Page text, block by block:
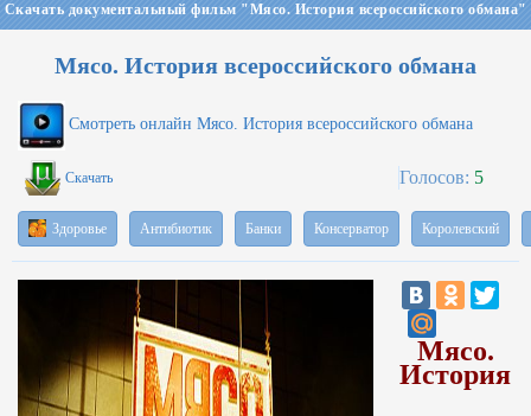
Скачать документальный фильм "Мясо. История всероссийского обмана"
Мясо. История всероссийского обмана
Смотреть онлайн Мясо. История всероссийского обмана
Скачать Голосов: 5
Здоровье Антибиотик Банки Консерватор Королевский
Мясо.
История